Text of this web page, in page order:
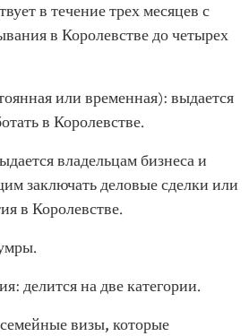
в течение трех месяцев с
в Королевстве до четырех
или временная): выдается
в Королевстве.
владельцам бизнеса и
заключать деловые сделки или
в Королевстве.
делится на две категории.
визы, которые